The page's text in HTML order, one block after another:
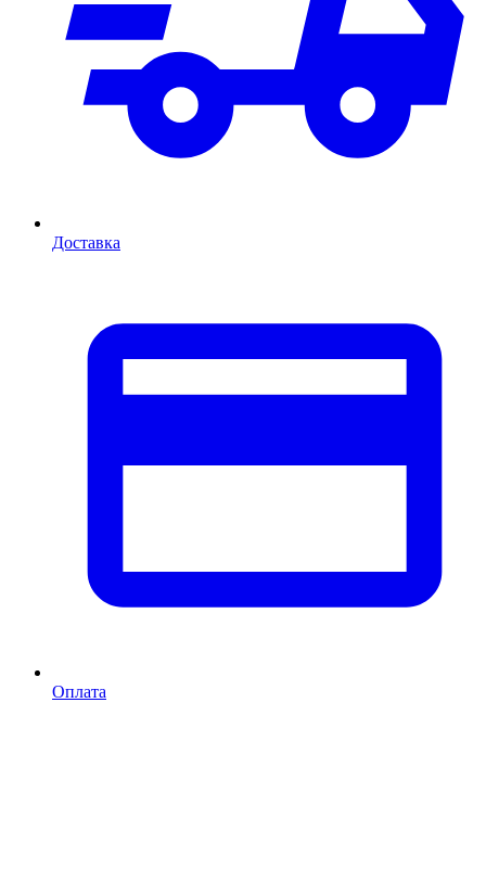
Доставка
Оплата